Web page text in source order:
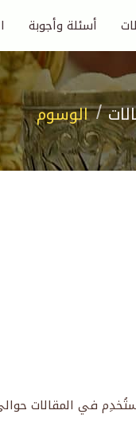
أسئلة وأجوبة
الوسوم
وهي وسيلة جيدة للعثور سريعاً على محتوى الموقع وما فيه من كلمات مستخدمة في